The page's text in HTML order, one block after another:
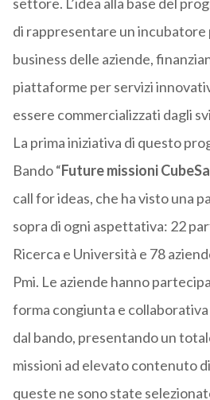
settore. L’idea alla base del
di rappresentare un incubatore
business delle aziende,
piattaforme per servizi
essere commercializzati dagli
La prima iniziativa di questo
Bando “Future missioni
call for ideas, che ha visto una
sopra di ogni aspettativa: 22
Ricerca e Università e 78
Pmi. Le aziende hanno
forma congiunta e
dal bando, presentando un
missioni ad elevato contenuto
queste ne sono state